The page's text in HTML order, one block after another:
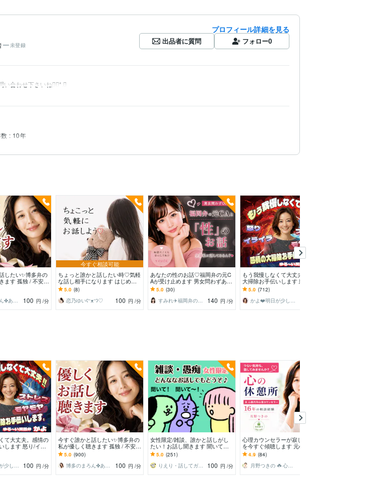
未登録
プロフィール詳細を見る
出品者に質問 フォロー0
い合わせ下さいね❁⃘*.ﾟ
: 10年
したい✨博多弁の
ます 孤独 / 不安 /
話せなくても大
博多のまろん✤あなたの心がほどける時間✨
100 円 /分
今すぐ相談可能
ちょっと誰かと話したい時♡気軽
な話し相手になります はじめて
の方も安心♡1分から優しくお話
をお聴きします♡
5.0 (8)
恋乃ゆいʕᵔᴥᵔʔ♡
100 円 /分
あなたの性のお話♡福岡弁の元C
Aが受け止めます 男女問わずあな
たの性のお悩み…な〜んでもお話
聞くけんね！
5.0 (30)
すみれ✈️福岡弁の元CA
140 円 /分
もう我慢しなくて大丈夫。感情の
大掃除お手伝いします 怒り/イラ
イラ/モヤモヤ/ストレス/焦り/感情
爆発/本音
5.0 (712)
かよ❤️明日が少し楽しみになる場所
て大丈夫。感情の
します 怒り/イラ
トレス/焦り/感情
かよ❤️明日が少し楽しみになる場所
100 円 /分
今すぐ誰かと話したい✨博多弁の
私が優しく聴きます 孤独 / 不安 /
心配ごと/うまく話せなくても大
丈夫です
5.0 (900)
博多のまろん✤あなたの心がほどける時間✨
100 円 /分
女性限定/雑談、誰かと話しがし
たい！お話し聞きます 聞いてほ
しい、話したい、何でもどうぞ！
(^^)
5.0 (251)
りえり・話してガス抜き・ココロ楽に♪
100 円 /分
心理カウンセラーが寂しさや不安
を今すぐ傾聴します 元心療内科
で勤務☘️ボイスサンプルあり☘️ 1
分からOKです
4.9 (84)
月野つきの ☘️ 心理カウンセラー☘️